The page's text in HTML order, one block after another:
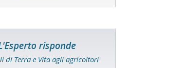
risponde
di Terra e Vita agli agricoltori